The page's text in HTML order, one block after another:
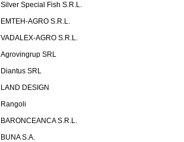
Silver Special Fish S.R.L.
EMTEH-AGRO S.R.L.
VADALEX-AGRO S.R.L.
Agrovingrup SRL
Diantus SRL
LAND DESIGN
Rangoli
BARONCEANCA S.R.L.
BUNA S.A.